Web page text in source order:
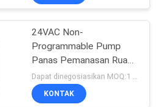
Heating
24VAC Non-
Programmable Pump
Panas Pemanasan Ruang
Riseem Thermostat
Dengan Sensor NTC
Dapat dinegosiasikan MOQ:1 sampel / bisa dinegosiasikan
KONTAK